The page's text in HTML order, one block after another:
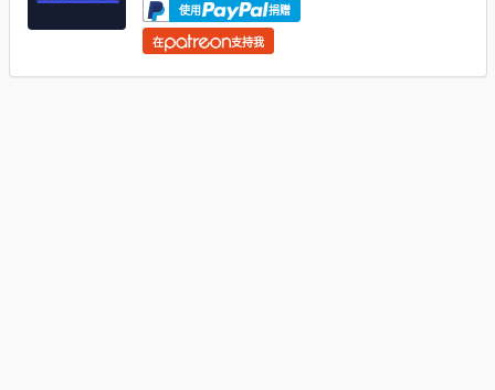
使用 捐赠
在 支持我